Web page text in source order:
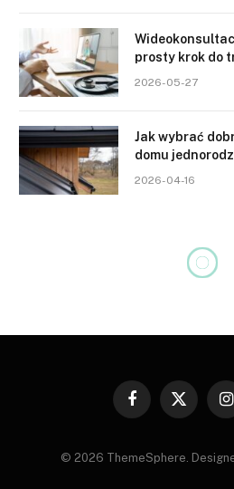
prosty krok do
2026-05-27
Jak wybrać
domu
2026-04-16
Rozszerzona
przemyśle: jak
produkcję i